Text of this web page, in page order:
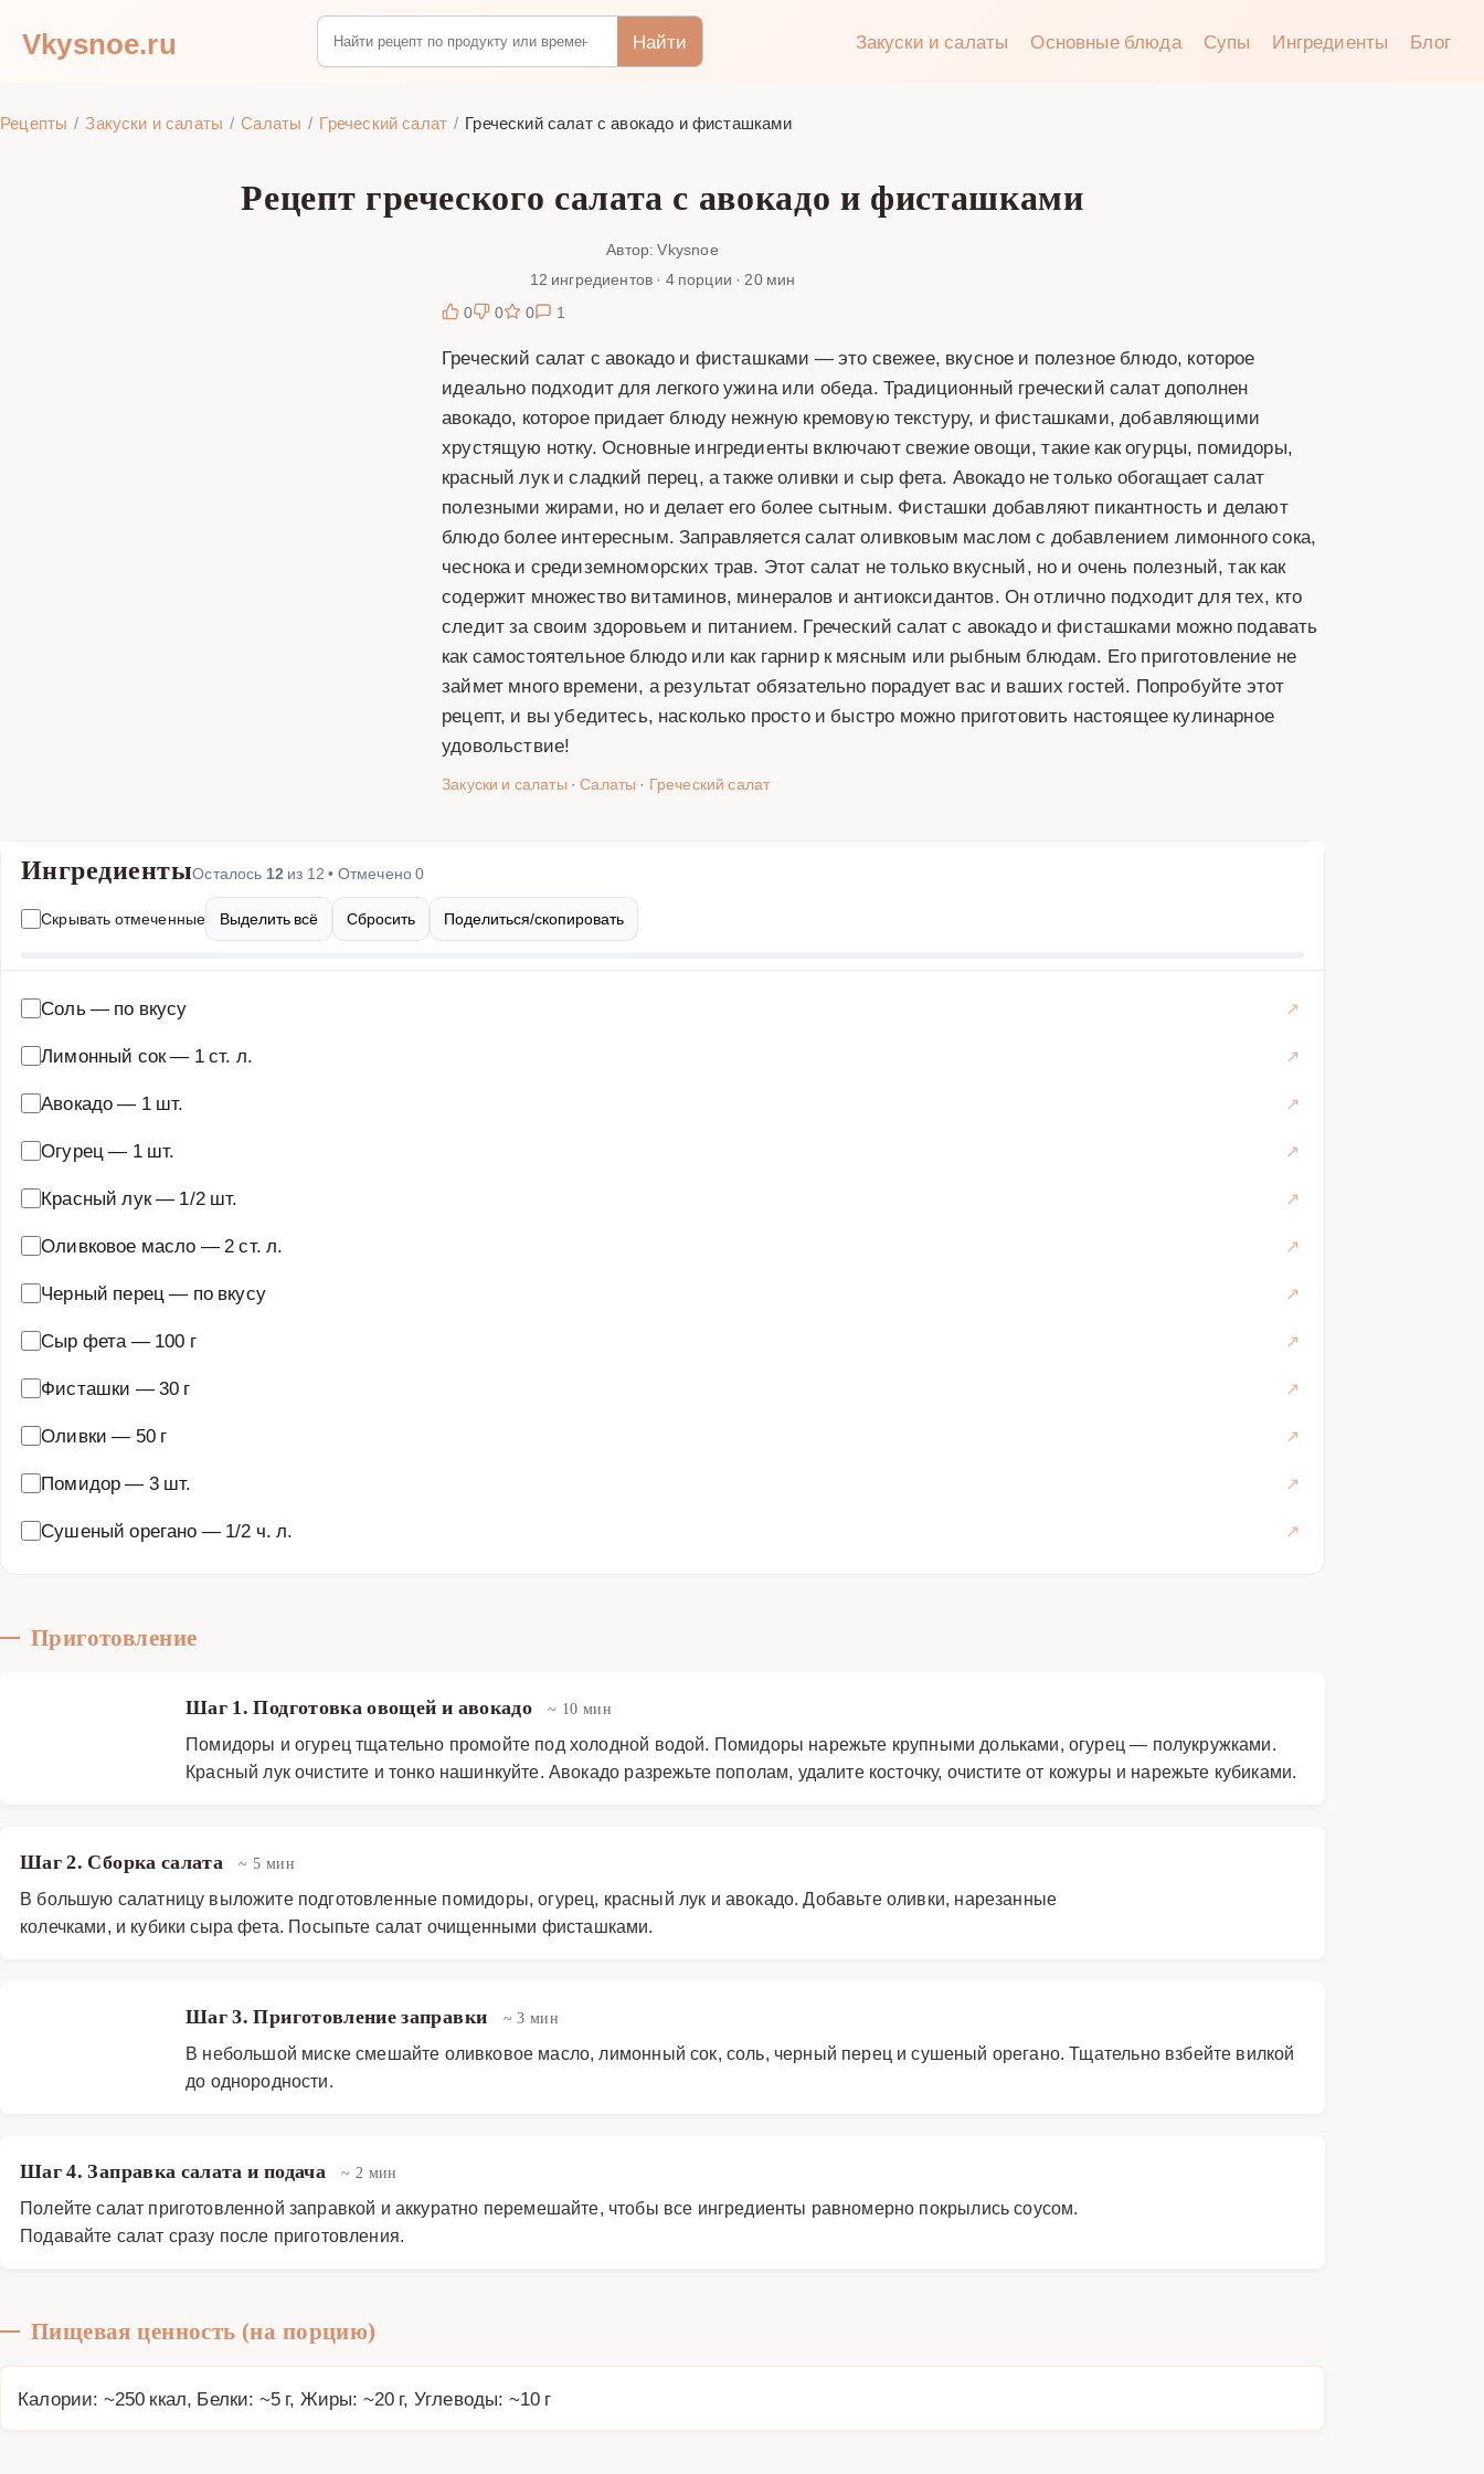
Vkysnoe.ru Найти Закуски и салаты Основные блюда Супы Ингредиенты Блог
Рецепты Закуски и салаты Салаты Греческий салат Греческий салат с авокадо и фисташками
Рецепт греческого салата с авокадо и фисташками
Автор: Vkysnoe
12 ингредиентов · 4 порции · 20 мин
0
0 0 1
Греческий салат с авокадо и фисташками — это свежее, вкусное и полезное блюдо, которое
идеально подходит для легкого ужина или обеда. Традиционный греческий салат дополнен
авокадо, которое придает блюду нежную кремовую текстуру, и фисташками, добавляющими
хрустящую нотку. Основные ингредиенты включают свежие овощи, такие как огурцы, помидоры,
красный лук и сладкий перец, а также оливки и сыр фета. Авокадо не только обогащает салат
полезными жирами, но и делает его более сытным. Фисташки добавляют пикантность и делают
блюдо более интересным. Заправляется салат оливковым маслом с добавлением лимонного сока,
чеснока и средиземноморских трав. Этот салат не только вкусный, но и очень полезный, так как
содержит множество витаминов, минералов и антиоксидантов. Он отлично подходит для тех, кто
следит за своим здоровьем и питанием. Греческий салат с авокадо и фисташками можно подавать
как самостоятельное блюдо или как гарнир к мясным или рыбным блюдам. Его приготовление не
займет много времени, а результат обязательно порадует вас и ваших гостей. Попробуйте этот
рецепт, и вы убедитесь, насколько просто и быстро можно приготовить настоящее кулинарное
удовольствие!
Закуски и салаты ·Салаты · Греческий салат
ИнгредиентыОсталось 12 из 12 • Отмечено0
Скрывать отмеченные Выделить всё Сбросить Поделиться/скопировать
Соль — по вкусу
Лимонный сок— 1 ст. л.
Авокадо— 1 шт.
Огурец — 1 шт.
Красный лук— 1/2 шт.
Оливковое масло — 2 ст. л.
Черный перец — по вкусу
Сыр фета — 100 г
Фисташки —30 г
Оливки — 50 г
Помидор— 3 шт.
Сушеный орегано — 1/2 ч. л.
Приготовление
Шаг 1. Подготовка овощей и авокадо ~ 10 мин
Помидоры и огурец тщательно промойте под холодной водой. Помидоры нарежьте крупными дольками, огурец — полукружками.
Красный лук очистите и тонко нашинкуйте. Авокадо разрежьте пополам, удалите косточку, очистите от кожуры и нарежьте кубиками.
Шаг 2. Сборка салата ~ 5 мин
В большую салатницу выложите подготовленные помидоры, огурец, красный лук и авокадо. Добавьте оливки, нарезанные
колечками, и кубики сыра фета. Посыпьте салат очищенными фисташками.
Шаг 3. Приготовление заправки ~ 3 мин
В небольшой миске смешайте оливковое масло, лимонный сок, соль, черный перец и сушеный орегано. Тщательно взбейте вилкой
до однородности.
Шаг 4. Заправка салата и подача ~ 2 мин
Полейте салат приготовленной заправкой и аккуратно перемешайте, чтобы все ингредиенты равномерно покрылись соусом.
Подавайте салат сразу после приготовления.
Пищевая ценность (на порцию)
Калории: ~250 ккал, Белки: ~5 г, Жиры: ~20 г, Углеводы: ~10 г